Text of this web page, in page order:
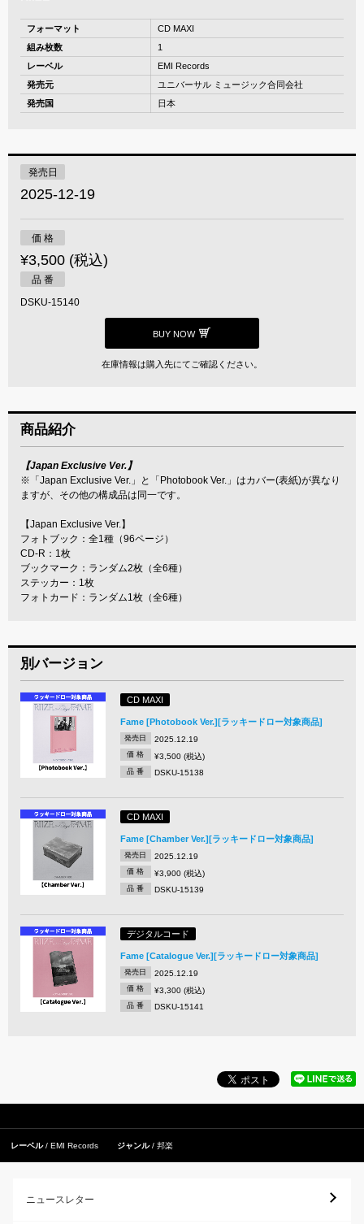
フォーマット
CD MAXI
組み枚数
1
レーベル
EMI Records
発売元
ユニバーサル ミュージック合同会社
発売国
日本
発売日
2025-12-19
価 格
¥3,500 (税込)
品 番
DSKU-15140
BUY NOW
在庫情報は購入先にてご確認ください。
商品紹介
【Japan Exclusive Ver.】
※「Japan Exclusive Ver.」と「Photobook Ver.」はカバー(表紙)が異なり
ますが、その他の構成品は同一です。
【Japan Exclusive Ver.】
フォトブック：全1種（96ページ）
CD-R：1枚
ブックマーク：ランダム2枚（全6種）
ステッカー：1枚
フォトカード：ランダム1枚（全6種）
別バージョン
CD MAXI
Fame [Photobook Ver.][ラッキードロー対象商品]
発売日 2025.12.19
価 格 ¥3,500 (税込)
品 番 DSKU-15138
CD MAXI
Fame [Chamber Ver.][ラッキードロー対象商品]
発売日 2025.12.19
価 格 ¥3,900 (税込)
品 番 DSKU-15139
デジタルコード
Fame [Catalogue Ver.][ラッキードロー対象商品]
発売日 2025.12.19
価 格 ¥3,300 (税込)
品 番 DSKU-15141
レーベル EMI Records ジャンル 邦楽
ニュースレター